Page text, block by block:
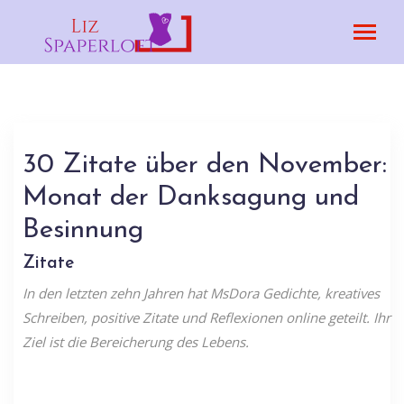
30 Zitate über den November:
Monat der Danksagung und
Besinnung
Zitate
In den letzten zehn Jahren hat MsDora Gedichte, kreatives
Schreiben, positive Zitate und Reflexionen online geteilt. Ihr
Ziel ist die Bereicherung des Lebens.